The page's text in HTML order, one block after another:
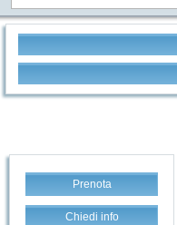
Prenota
Chiedi info